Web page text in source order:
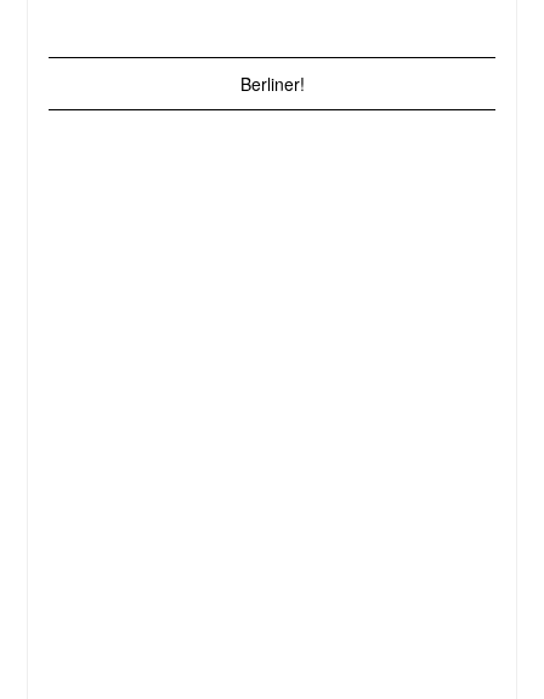
Berliner!